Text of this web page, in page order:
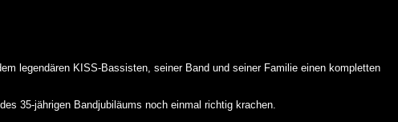
legendären KISS-Bassisten, seiner Band und seiner Familie einen kompletten
35-jährigen Bandjubiläums noch einmal richtig krachen.